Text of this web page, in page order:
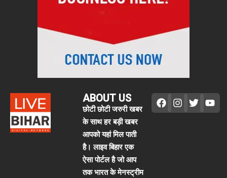
ABOUT US
छोटी छोटी जरुरी खबर
के साथ हर बड़ी खबर
आपको यहां मिल पाती
है। लाइव बिहार एक
ऐसा पोर्टल है जो आप
तक भारत के मेनस्ट्रीम